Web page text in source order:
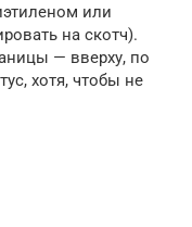
или
на скотч).
— вверху, по
хотя, чтобы не